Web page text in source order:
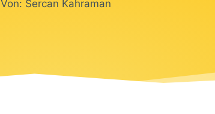
Von: Sercan Kahraman